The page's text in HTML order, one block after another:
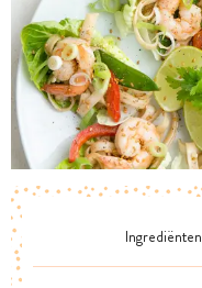
Ingrediënten